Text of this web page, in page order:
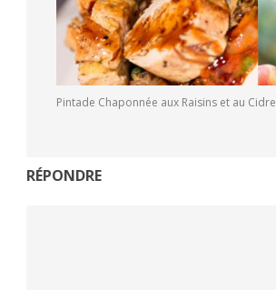
Pintade Chaponnée aux Raisins et au Cidre
RÉPONDRE